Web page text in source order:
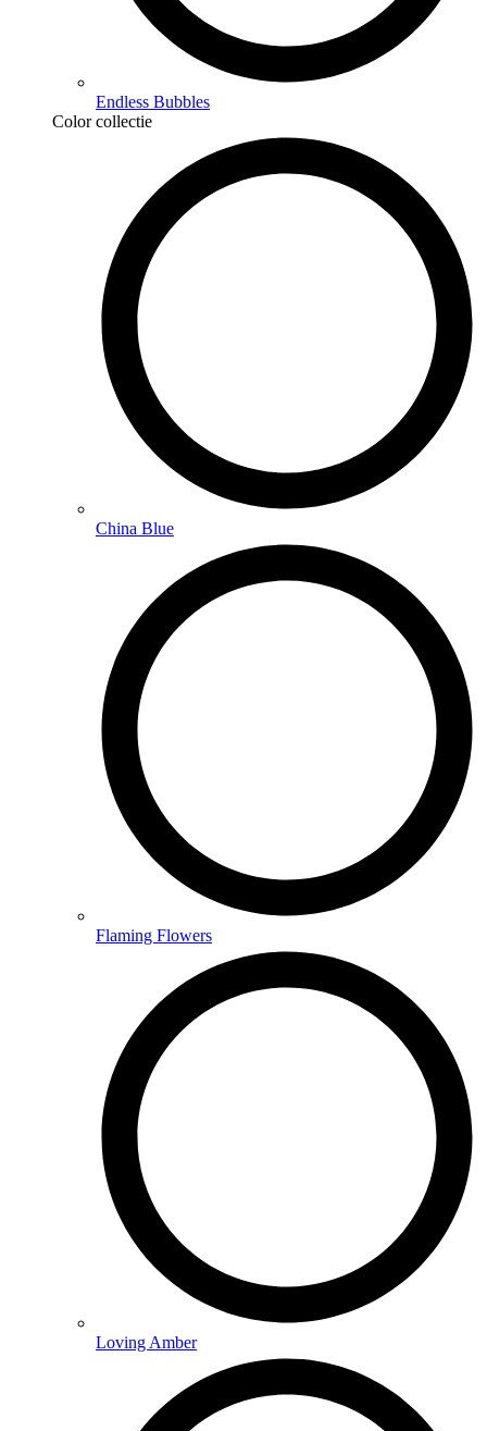
Endless Bubbles
Color collectie
China Blue
Flaming Flowers
Loving Amber